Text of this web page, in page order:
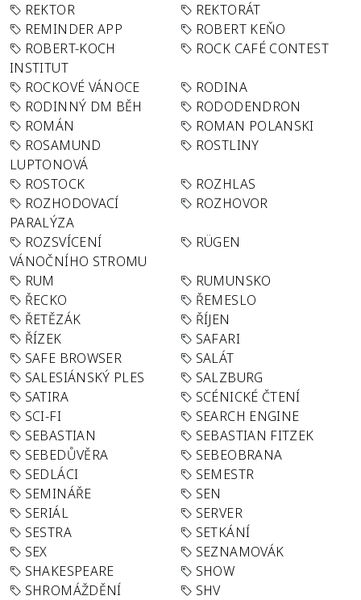
REKTOR
REKTORÁT
REMINDER APP
ROBERT KEŇO
ROBERT-KOCH
INSTITUT
ROCK CAFÉ CONTEST
ROCKOVÉ VÁNOCE
RODINA
RODINNÝ DM BĚH
RODODENDRON
ROMÁN
ROMAN POLANSKI
ROSAMUND
LUPTONOVÁ
ROSTLINY
ROSTOCK
ROZHLAS
ROZHODOVACÍ
PARALÝZA
ROZHOVOR
ROZSVÍCENÍ
VÁNOČNÍHO STROMU
RÜGEN
RUM
RUMUNSKO
ŘECKO
ŘEMESLO
ŘETĚZÁK
ŘÍJEN
ŘÍZEK
SAFARI
SAFE BROWSER
SALÁT
SALESIÁNSKÝ PLES
SALZBURG
SATIRA
SCÉNICKÉ ČTENÍ
SCI-FI
SEARCH ENGINE
SEBASTIAN
SEBASTIAN FITZEK
SEBEDŮVĚRA
SEBEOBRANA
SEDLÁCI
SEMESTR
SEMINÁŘE
SEN
SERIÁL
SERVER
SESTRA
SETKÁNÍ
SEX
SEZNAMOVÁK
SHAKESPEARE
SHOW
SHROMÁŽDĚNÍ
SHV